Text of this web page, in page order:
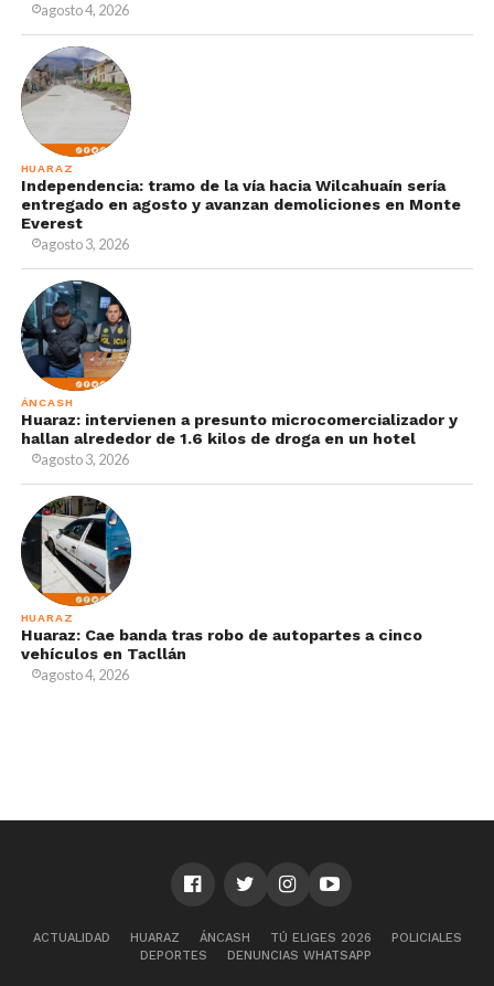
agosto 4, 2026
HUARAZ
Independencia: tramo de la vía hacia Wilcahuaín sería
entregado en agosto y avanzan demoliciones en Monte
Everest
agosto 3, 2026
ÁNCASH
Huaraz: intervienen a presunto microcomercializador y
hallan alrededor de 1.6 kilos de droga en un hotel
agosto 3, 2026
HUARAZ
Huaraz: Cae banda tras robo de autopartes a cinco
vehículos en Tacllán
agosto 4, 2026
ACTUALIDAD HUARAZ ÁNCASH TÚ ELIGES 2026
POLICIALES
DEPORTES
DENUNCIAS WHATSAPP